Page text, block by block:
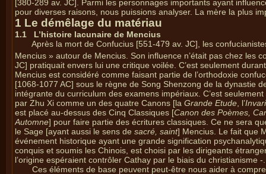
[380-289 av. JC]. Parmi les personnages importants ayant
pour diverses raisons, nous puissions analyser. La mère la plus
1 Le démêlage du matériau
1.1 L’histoire lacunaire de Mencius
Après la mort de Confucius [551-479 av. JC], les
Mencius » autour de Mencius. Son influence n’était pas chez les
JC] pratiquait envers lui une critique voilée. C’est seulement
Mencius est considéré comme faisant partie de l’orthodoxie
[1068-1077 AC] sous le règne de Song Shenzong de la dynastie
intégrante du curriculum des examens impériaux. C’est
par Zhu Xi comme un des quatre Canons [la Grande Etude , l’
est placé au-dessus des Cinq Classiques [Canon des Poèmes,
Automne] pour faire partie des écritures classiques. Ce ne sera
le Sage [ayant aussi le sens de sacré, saint] Mencius. Le fait que
événement historique ayant une grande signification
conquis et soumis les Chinois, est choisi par les dirigeants
l’origine espéraient contrôler Cathay par le biais du christianisme -.
Ces éléments de base peuvent peut-être nous aider à